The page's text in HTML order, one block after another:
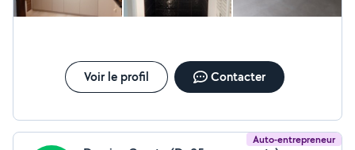
Voir le profil Contacter
Auto-entrepreneur